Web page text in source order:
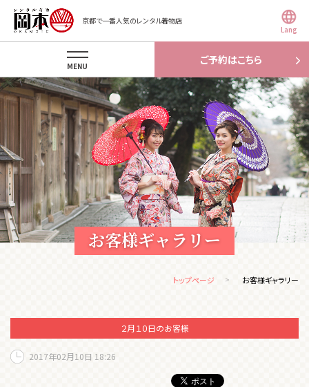
京都で一番人気のレンタル着物店
Lang
ご予約はこちら
MENU
お客様ギャラリー
トップページ お客様ギャラリー
２月１０日のお客様
2017年02月10日 18:26